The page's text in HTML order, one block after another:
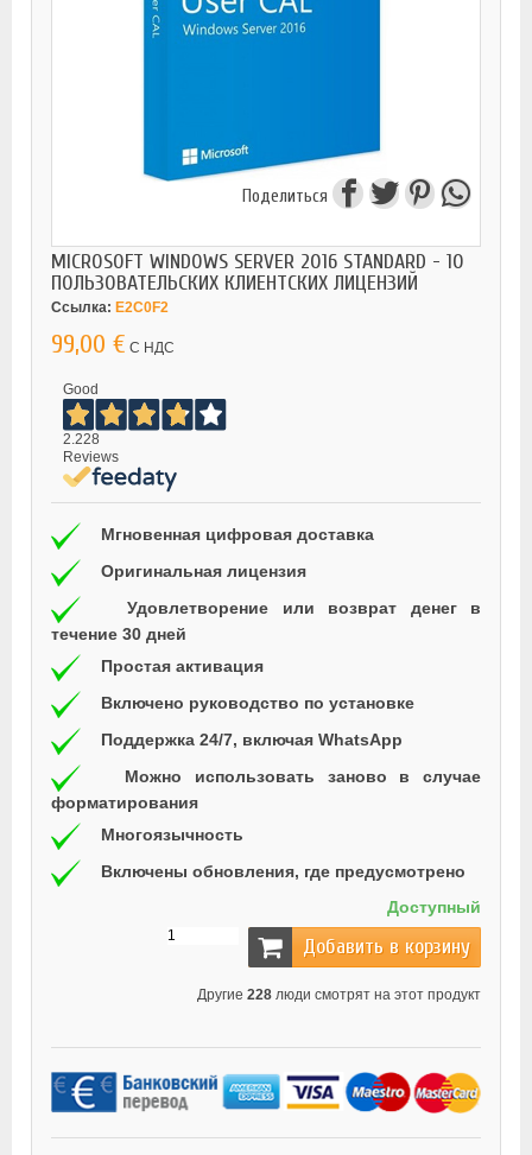
Поделиться
MICROSOFT WINDOWS SERVER 2016 STANDARD - 10
ПОЛЬЗОВАТЕЛЬСКИХ КЛИЕНТСКИХ ЛИЦЕНЗИЙ
Ссылка: E2C0F2
99,00 € С НДС
Good
2.228
Reviews
Мгновенная цифровая доставка
Оригинальная лицензия
Удовлетворение или возврат денег в
течение 30 дней
Простая активация
Включено руководство по установке
Поддержка 24/7, включая WhatsApp
Можно использовать заново в случае
форматирования
Многоязычность
Включены обновления, где предусмотрено
Доступный
Добавить в корзину
Другие 228 люди смотрят на этот продукт